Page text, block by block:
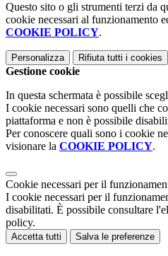
Questo sito o gli strumenti terzi da
cookie necessari al funzionamento
COOKIE POLICY.
Personalizza Rifiuta tutti i cookies
Gestione cookie
In questa schermata è possibile
I cookie necessari sono quelli che
piattaforma e non è possibile
Per conoscere quali sono i cookie
visionare la COOKIE POLICY.
Cookie necessari per il
I cookie necessari per il
disabilitati. È possibile consultare
policy.
Accetta tutti Salva le preferenze